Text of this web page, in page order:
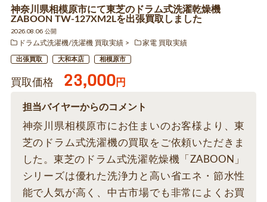
神奈川県相模原市にて東芝のドラム式洗濯乾燥機
ZABOON TW-127XM2Lを出張買取しました
2026.08.06 公開
ドラム式洗濯機/洗濯機 買取実績
家電 買取実績
出張買取 大和本店 相模原市
買取価格 23,000円
担当バイヤーからのコメント
神奈川県相模原市にお住まいのお客様より、東
芝のドラム式洗濯機の買取をご依頼いただきま
した。東芝のドラム式洗濯乾燥機「ZABOON」
シリーズは優れた洗浄力と高い省エネ・節水性
能で人気が高く、中古市場でも非常によくお買